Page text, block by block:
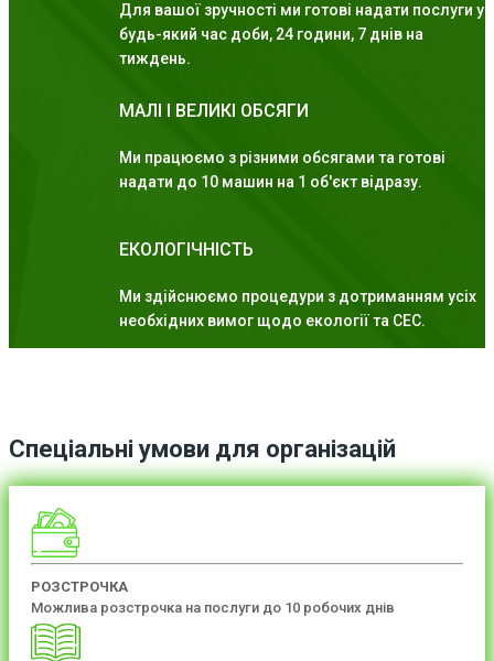
Для вашої зручності ми готові надати послуги у
будь-який час доби, 24 години, 7 днів на
тиждень.
МАЛІ І ВЕЛИКІ ОБСЯГИ
Ми працюємо з різними обсягами та готові
надати до 10 машин на 1 об'єкт відразу.
ЕКОЛОГІЧНІСТЬ
Ми здійснюємо процедури з дотриманням усіх
необхідних вимог щодо екології та СЕС.
Спеціальні умови для організацій
РОЗСТРОЧКА
Можлива розстрочка на послуги до 10 робочих днів